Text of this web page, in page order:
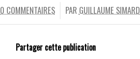
0 COMMENTAIRES
/ PAR GUILLAUME SIMARD
Partager cette publication